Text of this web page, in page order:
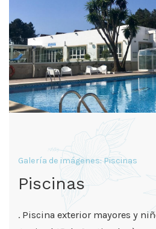
Galería de imágenes: Piscinas
Piscinas
. Piscina exterior mayores y